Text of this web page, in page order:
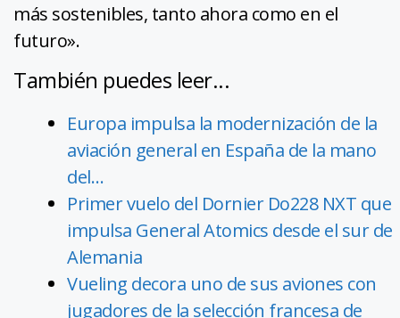
más sostenibles, tanto ahora como en el
futuro».
También puedes leer...
Europa impulsa la modernización de la
aviación general en España de la mano
del…
Primer vuelo del Dornier Do228 NXT que
impulsa General Atomics desde el sur de
Alemania
Vueling decora uno de sus aviones con
jugadores de la selección francesa de